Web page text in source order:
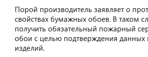
Порой производитель заявляет о
свойствах бумажных обоев. В таком
получить обязательный пожарный
обои с целью подтверждения данных
изделий.